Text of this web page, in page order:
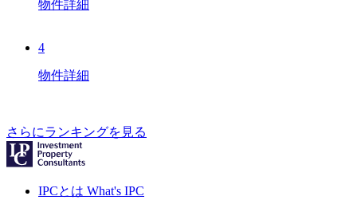
物件詳細
4
物件詳細
さらにランキングを見る
IPCとは What's IPC